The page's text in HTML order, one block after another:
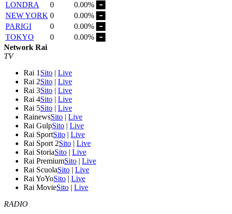
LONDRA
0
0.00%
NEW YORK 0
0.00%
PARIGI
0
0.00%
TOKYO
0
0.00%
Network Rai
TV
Rai 1 Sito | Live
Rai 2Sito | Live
Rai 3Sito | Live
Rai 4Sito | Live
Rai 5Sito | Live
RainewsSito | Live
Rai GulpSito | Live
Rai SportSito | Live
Rai Sport 2Sito | Live
Rai StoriaSito | Live
Rai PremiumSito | Live
Rai ScuolaSito | Live
Rai YoYoSito | Live
Rai MovieSito | Live
RADIO